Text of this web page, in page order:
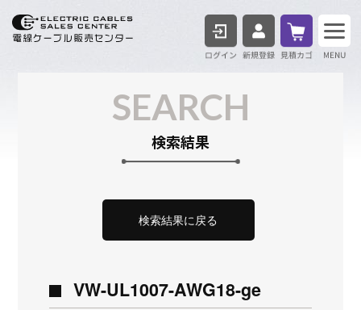
ログイン 見積
SEARCH
検索結果
検索結果に戻る
VW-UL1007-AWG18-ge